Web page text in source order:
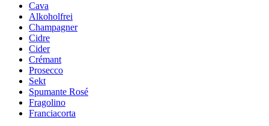
Cava
Alkoholfrei
Champagner
Cidre
Cider
Crémant
Prosecco
Sekt
Spumante Rosé
Fragolino
Franciacorta